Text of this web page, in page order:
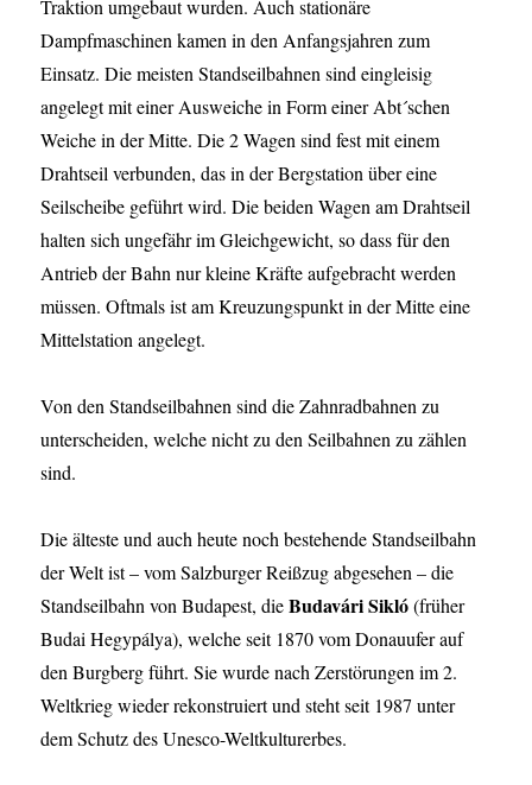
Traktion umgebaut wurden. Auch stationäre
Dampfmaschinen kamen in den Anfangsjahren zum
Einsatz. Die meisten Standseilbahnen sind eingleisig
angelegt mit einer Ausweiche in Form einer Abt´schen
Weiche in der Mitte. Die 2 Wagen sind fest mit einem
Drahtseil verbunden, das in der Bergstation über eine
Seilscheibe geführt wird. Die beiden Wagen am Drahtseil
halten sich ungefähr im Gleichgewicht, so dass für den
Antrieb der Bahn nur kleine Kräfte aufgebracht werden
müssen. Oftmals ist am Kreuzungspunkt in der Mitte eine
Mittelstation angelegt.
Von den Standseilbahnen sind die Zahnradbahnen zu
unterscheiden, welche nicht zu den Seilbahnen zu zählen
sind.
Die älteste und auch heute noch bestehende Standseilbahn
der Welt ist – vom Salzburger Reißzug abgesehen – die
Standseilbahn von Budapest, dieBudavári Sikló(früher
Budai Hegypálya), welche seit 1870 vom Donauufer auf
den Burgberg führt. Sie wurde nach Zerstörungen im 2.
Weltkrieg wieder rekonstruiert und steht seit 1987 unter
dem Schutz des Unesco-Weltkulturerbes.